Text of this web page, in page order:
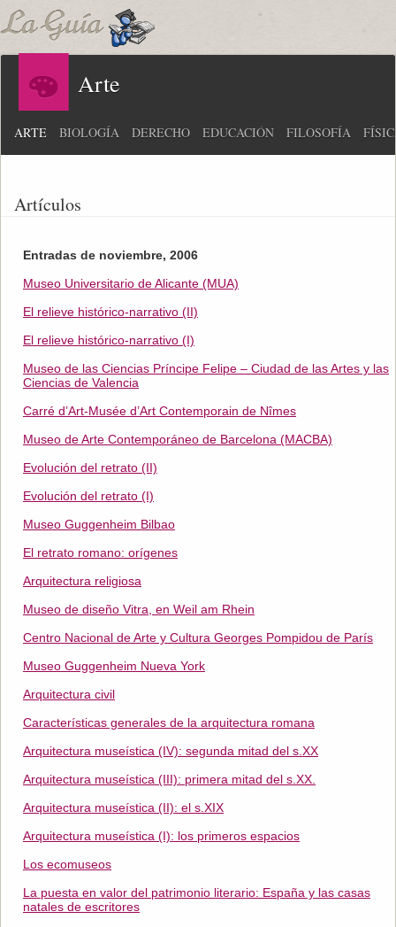
Arte
ARTE BIOLOGÍA DERECHO EDUCACIÓN FILOSOFÍA
Artículos
Entradas de noviembre, 2006
Museo Universitario de Alicante (MUA)
El relieve histórico-narrativo (II)
El relieve histórico-narrativo (I)
Museo de las Ciencias Príncipe Felipe – Ciudad de las Artes y las
Ciencias de Valencia
Carré d’Art-Musée d’Art Contemporain de Nîmes
Museo de Arte Contemporáneo de Barcelona (MACBA)
Evolución del retrato (II)
Evolución del retrato (I)
Museo Guggenheim Bilbao
El retrato romano: orígenes
Arquitectura religiosa
Museo de diseño Vitra, en Weil am Rhein
Centro Nacional de Arte y Cultura Georges Pompidou de París
Museo Guggenheim Nueva York
Arquitectura civil
Características generales de la arquitectura romana
Arquitectura museística (IV): segunda mitad del s.XX
Arquitectura museística (III): primera mitad del s.XX.
Arquitectura museística (II): el s.XIX
Arquitectura museística (I): los primeros espacios
Los ecomuseos
La puesta en valor del patrimonio literario: España y las casas
natales de escritores